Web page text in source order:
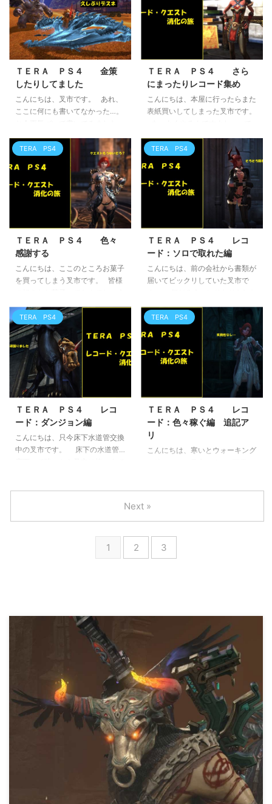
話。 ＴＥＲＡ ＰＳ４ ガ
ブガブくん狩りを終えて ガブガ
ブくん狩り期間が終わり今はヴァ
ルキオン報酬倍のキャンペーンが
始まっております。少し遅くなり
もののご紹介(手抜きなのか？)。
誰も望んでいないアーマンスク
ショ集ですが(笑) ...
てくるものもあったり。 税理士
さんが途中『今年からシステム変
わって…』と語ってくれたのが珍
しくて印象的でした。 そんな珍
しい事があったＴＥＲＡ ＰＳ４
４ レコードの点数が反映され
なくて泣く 本当にコツコツやっ
てまいりましたＴＥＲＡ Ｐ ...
ＴＥＲＡ ＰＳ４ 金策
したりしてました
こんにちは、叉市です。 あれ、
ここに何にも書いてなかった…。
容で送るＴＥＲＡ ＰＳ４のお
話。 ＴＥＲＡ ＰＳ４ 小
銭稼ぎ編 地味にバラしちゃう叉
市の金策。といってもちまちまし
た小銭稼ぎです。 まったり無課
金勢の方なら、都市移動にもスク
ロール買ってと手間ですね。しか
います。 lv６５になってイルカ
まで来てクエストをこなせば、ヴ
ェリカ・ ...
ＴＥＲＡ ＰＳ４ さら
にまったりレコード集め
こんにちは、本屋に行ったらまた
表紙買いしてしまった叉市です。
この方の作品は【空手小公子】が
有名なのかな？ちなみに叉市はか
なり初期の作品【リザードキン
グ】を持っています。たぶん物凄
く貴重(笑)。昨今懸念されつつあ
る異世界ものですが、これは安心
して読めました。早くも続きが気
るＴＥＲＡ ＰＳ４のお話。
ＴＥＲＡ ＰＳ４ 騎乗 ...
TERA PS4
ＴＥＲＡ ＰＳ４ 色々
感謝する
こんにちは、ここのところお菓子
を買ってしまう叉市です。 皆様
るのですが、その中でも叉市は
【ルマンド】【おにぎりせんべ
い】が昔から止まらないんですよ
ね。いつも『あとちょっとだ
け…』と思いながら食べすぎてし
まう。そして最近これを見つけて
しまいました。 たぶん、割れた
のですが、アイデア１つでこんな
製品に変わるというのは素晴らし
いですね。病みつき気味で感謝し
ております。 ...
TERA PS4
ＴＥＲＡ ＰＳ４ レコ
ード：ソロで取れた編
こんにちは、前の会社から書類が
届いてビックリしていた叉市で
本当に色々あった会社でしたから
何事かと。 そんな色々あった
ＴＥＲＡ ＰＳ４のお話。 Ｔ
ＥＲＡ ＰＳ４ レコード：信
用度を上げる エリートコースの
お試し期間が終わる前に、各町の
信用度を上げる旅に。実際の狙い
にアルレマンシアの信用度は【同
盟】までに達 ...
TERA PS4
ＴＥＲＡ ＰＳ４ レコ
ード：ダンジョン編
こんにちは、只今床下水道管交換
中の叉市です。 床下の水道管…
ＴＥＲＡ ＰＳ４ ブルカヌス
お手！系を攻略する ダンジョン
のレコードも少しづつ消化しよう
と思い挑戦していたのですが、な
TERA PS4
ＴＥＲＡ ＰＳ４ レコ
ード：色々稼ぐ編 追記ア
リ
こんにちは、寒いとウォーキング
のお話。 ＴＥＲＡ ＰＳ
４ 向かうところ敵なし 意
識しなくても遊んでいれば、いず
れは取れる５００００匹敵を倒す
と言うレコード。 最初のダンジ
1 2 3
Next »